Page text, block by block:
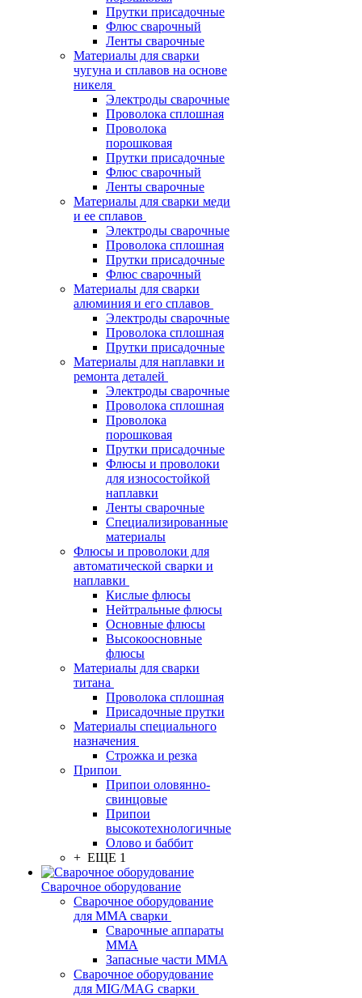
Прутки присадочные
Флюс сварочный
Ленты сварочные
Материалы для сварки
чугуна и сплавов на основе
никеля
Электроды сварочные
Проволока сплошная
Проволока
порошковая
Прутки присадочные
Флюс сварочный
Ленты сварочные
Материалы для сварки меди
и ее сплавов
Электроды сварочные
Проволока сплошная
Прутки присадочные
Флюс сварочный
Материалы для сварки
алюминия и его сплавов
Электроды сварочные
Проволока сплошная
Прутки присадочные
Материалы для наплавки и
ремонта деталей
Электроды сварочные
Проволока сплошная
Проволока
порошковая
Прутки присадочные
Флюсы и проволоки
для износостойкой
наплавки
Ленты сварочные
Специализированные
материалы
Флюсы и проволоки для
автоматической сварки и
наплавки
Кислые флюсы
Нейтральные флюсы
Основные флюсы
Высокоосновные
флюсы
Материалы для сварки
титана
Проволока сплошная
Присадочные прутки
Материалы специального
назначения
Строжка и резка
Припои
Припои оловянно-
свинцовые
Припои
высокотехнологичные
Олово и баббит
+ ЕЩЕ 1
Сварочное оборудование
Сварочное оборудование
для MMA сварки
Сварочные аппараты
MMA
Запасные части MMA
Сварочное оборудование
для MIG/MAG сварки